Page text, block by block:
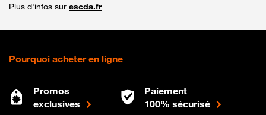
Plus d'infos sur escda.fr
Pourquoi acheter en ligne
Promos
exclusives
Paiement
100% sécurisé